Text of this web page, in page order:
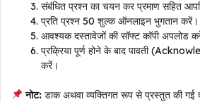
संबंधित प्रश्न का चयन कर प्रमाण सहित
प्रति प्रश्न ₹50 शुल्क ऑनलाइन भुगतान करें।
आवश्यक दस्तावेजों की सॉफ्ट कॉपी अपलोड
प्रक्रिया पूर्ण होने के बाद पावती
करें।
नोट:डाक अथवा व्यक्तिगत रूप से प्रस्तुत की गई